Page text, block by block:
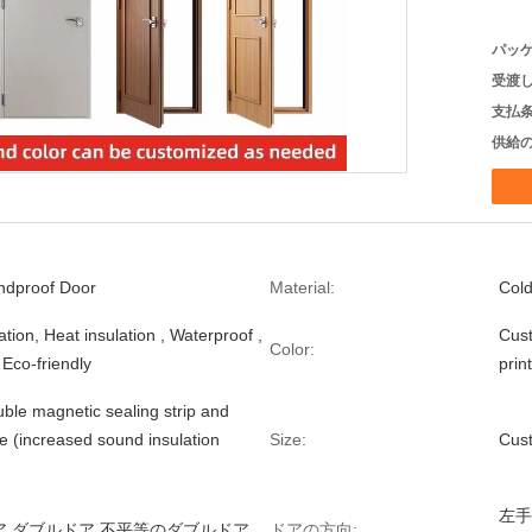
パッ
受渡
支払
供給
Door Material:
Heat insulation , Waterproof ,
friendly
Color:
magnetic sealing strip and
(increased sound insulation
Size:
左